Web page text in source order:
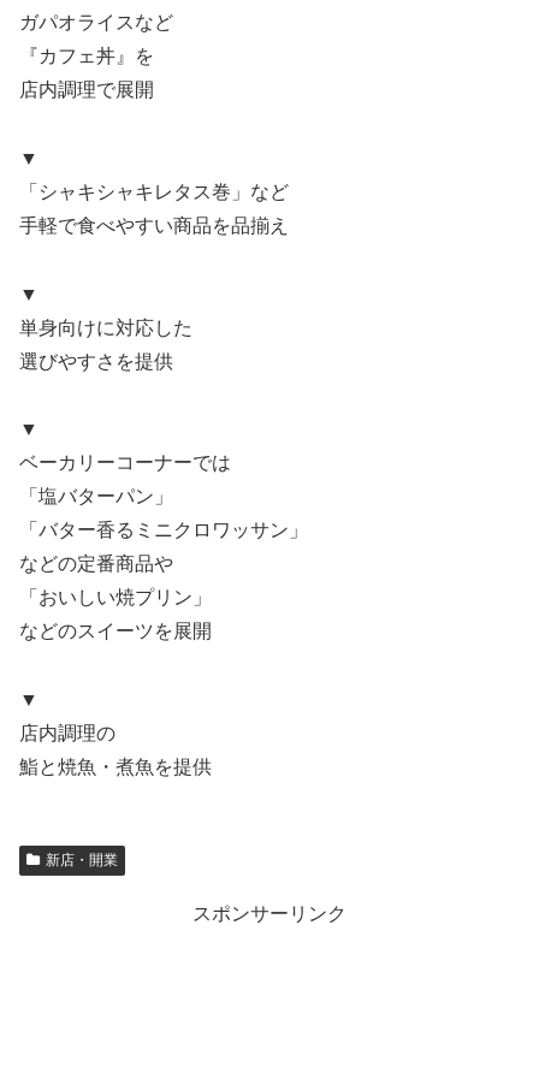
ガパオライスなど
『カフェ丼』を
店内調理で展開
▼
「シャキシャキレタス巻」など
手軽で食べやすい商品を品揃え
▼
単身向けに対応した
選びやすさを提供
▼
ベーカリーコーナーでは
「塩バターパン」
「バター香るミニクロワッサン」
などの定番商品や
「おいしい焼プリン」
などのスイーツを展開
▼
店内調理の
鮨と焼魚・煮魚を提供
新店・開業
スポンサーリンク